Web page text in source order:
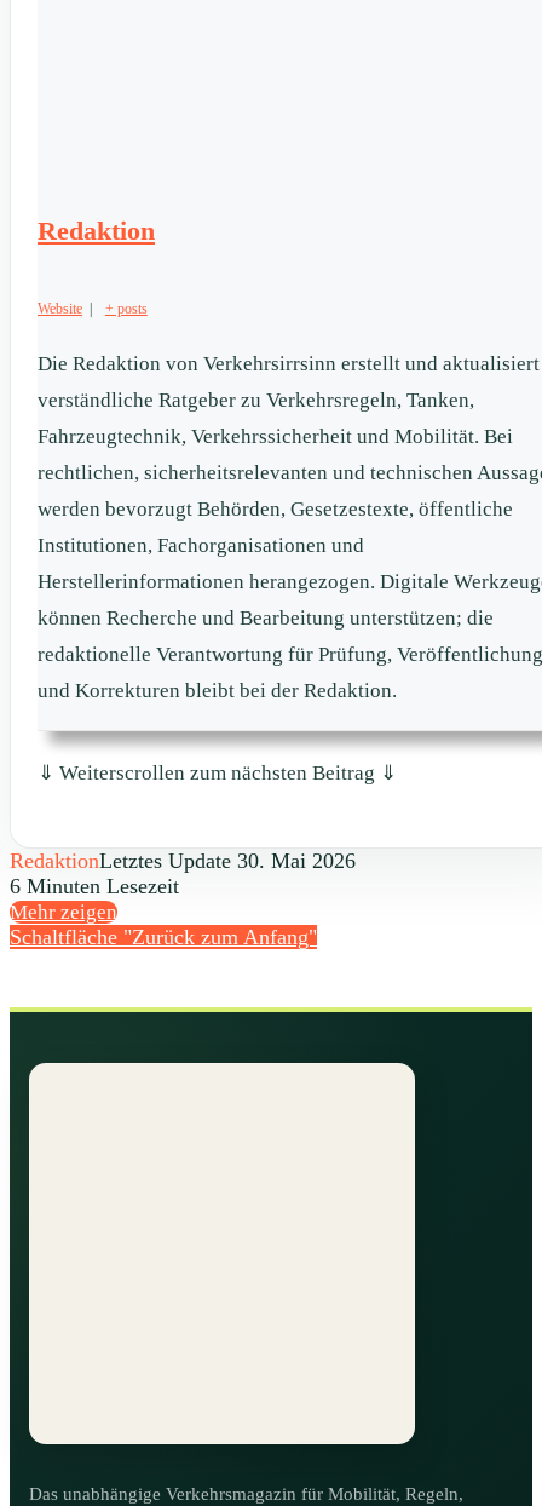
Redaktion
Website + posts
Die Redaktion von Verkehrsirrsinn erstellt und aktualisiert
verständliche Ratgeber zu Verkehrsregeln, Tanken,
Fahrzeugtechnik, Verkehrssicherheit und Mobilität. Bei
rechtlichen, sicherheitsrelevanten und technischen
werden bevorzugt Behörden, Gesetzestexte, öffentliche
Institutionen, Fachorganisationen und
Herstellerinformationen herangezogen. Digitale
können Recherche und Bearbeitung unterstützen; die
redaktionelle Verantwortung für Prüfung, Veröffentlichung
und Korrekturen bleibt bei der Redaktion.
⇓ Weiterscrollen zum nächsten Beitrag ⇓
RedaktionLetztes Update 30. Mai 2026
6 Minuten Lesezeit
Mehr zeigen
Schaltfläche "Zurück zum Anfang"
Das unabhängige Verkehrsmagazin für Mobilität, Regeln,